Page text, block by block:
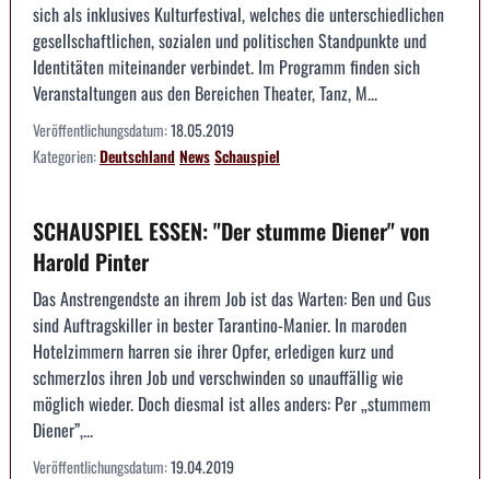
sich als inklusives Kulturfestival, welches die unterschiedlichen
gesellschaftlichen, sozialen und politischen Standpunkte und
Identitäten miteinander verbindet. Im Programm finden sich
Veranstaltungen aus den Bereichen Theater, Tanz, M...
Veröffentlichungsdatum:18.05.2019
Kategorien:DeutschlandNewsSchauspiel
SCHAUSPIEL ESSEN: "Der stumme Diener" von
Harold Pinter
Das Anstrengendste an ihrem Job ist das Warten: Ben und Gus
sind Auftragskiller in bester Tarantino-Manier. In maroden
Hotelzimmern harren sie ihrer Opfer, erledigen kurz und
schmerzlos ihren Job und verschwinden so unauffällig wie
möglich wieder. Doch diesmal ist alles anders: Per „stummem
Diener”,...
Veröffentlichungsdatum:19.04.2019